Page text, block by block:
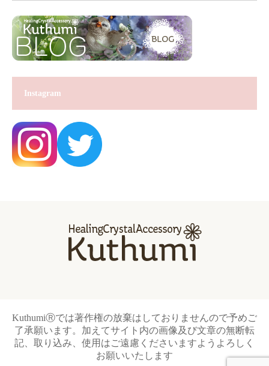
Instagram
KuthumiⓇでは著作権の放棄はしておりませんので予めご
了承願います。加えてサイト内の画像及び文章の無断転
記、取り込み、使用はご遠慮くださいますようよろしく
お願いいたします